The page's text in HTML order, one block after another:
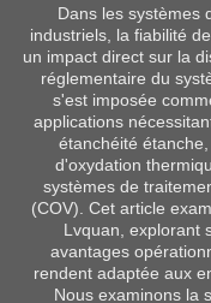
Dans les systèmes
industriels, la fiabilité
un impact direct sur la
réglementaire du
s'est imposée
applications
étanchéité
d'oxydation
systèmes de
(COV). Cet article
Lvquan, explorant
avantages
rendent adaptée aux
Nous examinons la